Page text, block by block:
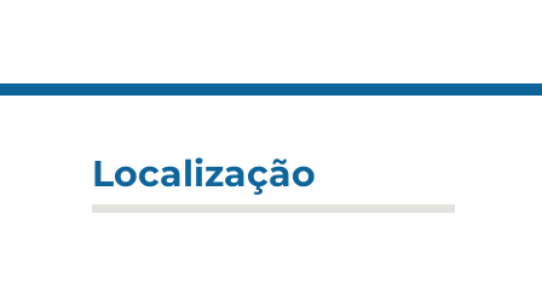
Localização